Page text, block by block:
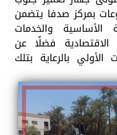
بمركز صدفا يتضمن
الأساسية والخدمات
الاقتصادية فضلًا عن
بالرعاية بتلك